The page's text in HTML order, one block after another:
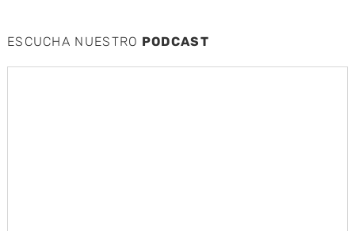
ESCUCHA NUESTRO PODCAST